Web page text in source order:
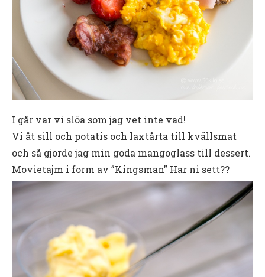
I går var vi slöa som jag vet inte vad!
Vi åt sill och potatis och laxtårta till kvällsmat
och så gjorde jag min goda mangoglass till dessert.
Movietajm i form av ”Kingsman” Har ni sett??